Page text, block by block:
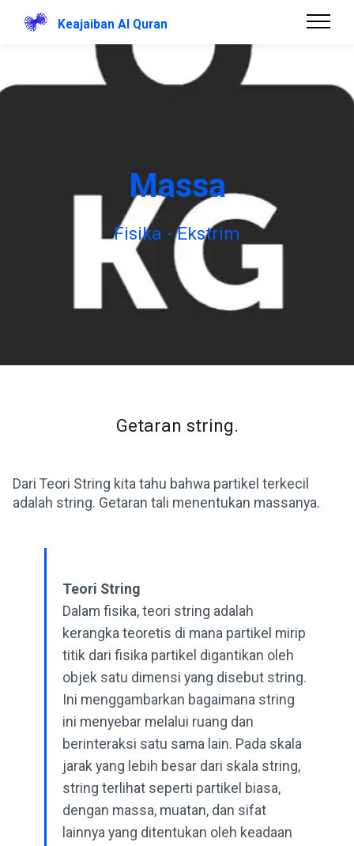
Keajaiban Al Quran
Massa
Fisika - Ekstrim
Getaran string.
Dari Teori String kita tahu bahwa partikel terkecil
adalah string. Getaran tali menentukan massanya.
Teori String
Dalam fisika, teori string adalah
kerangka teoretis di mana partikel mirip
titik dari fisika partikel digantikan oleh
objek satu dimensi yang disebut string.
Ini menggambarkan bagaimana string
ini menyebar melalui ruang dan
berinteraksi satu sama lain. Pada skala
jarak yang lebih besar dari skala string,
string terlihat seperti partikel biasa,
dengan massa, muatan, dan sifat
lainnya yang ditentukan oleh keadaan